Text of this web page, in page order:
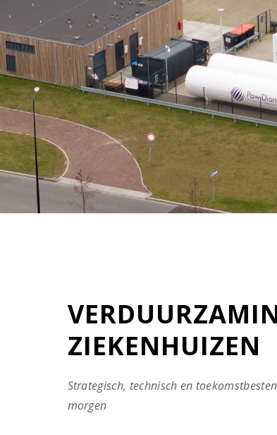
ZIEKENHUIZEN
Strategisch, technisch en
morgen